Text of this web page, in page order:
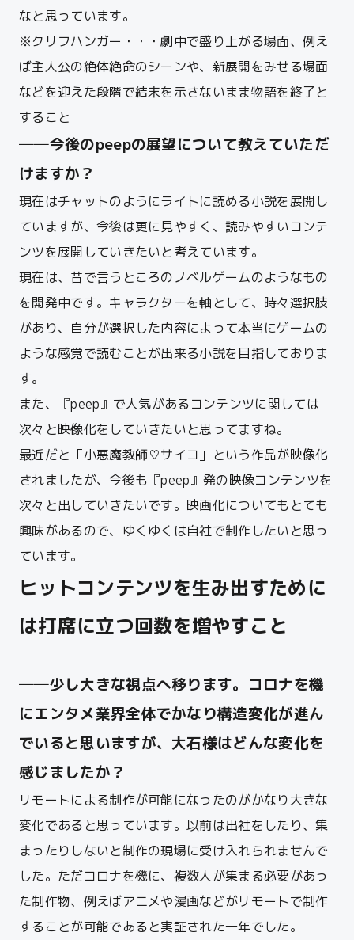
なと思っています。
※クリフハンガー・・・劇中で盛り上がる場面、例え
ば主人公の絶体絶命のシーンや、新展開をみせる場面
などを迎えた段階で結末を示さないまま物語を終了と
すること
──今後のpeepの展望について教えていただ
けますか？
現在はチャットのようにライトに読める小説を展開し
ていますが、今後は更に見やすく、読みやすいコンテ
ンツを展開していきたいと考えています。
現在は、昔で言うところのノベルゲームのようなもの
を開発中です。キャラクターを軸として、時々選択肢
があり、自分が選択した内容によって本当にゲームの
ような感覚で読むことが出来る小説を目指しておりま
す。
また、『peep』で人気があるコンテンツに関しては
次々と映像化をしていきたいと思ってますね。
最近だと「小悪魔教師♡サイコ」という作品が映像化
されましたが、今後も『peep』発の映像コンテンツを
次々と出していきたいです。映画化についてもとても
興味があるので、ゆくゆくは自社で制作したいと思っ
ています。
ヒットコンテンツを生み出すために
は打席に立つ回数を増やすこと
──少し大きな視点へ移ります。コロナを機
にエンタメ業界全体でかなり構造変化が進ん
でいると思いますが、大石様はどんな変化を
感じましたか？
リモートによる制作が可能になったのがかなり大きな
変化であると思っています。以前は出社をしたり、集
まったりしないと制作の現場に受け入れられませんで
した。ただコロナを機に、複数人が集まる必要があっ
た制作物、例えばアニメや漫画などがリモートで制作
することが可能であると実証された一年でした。